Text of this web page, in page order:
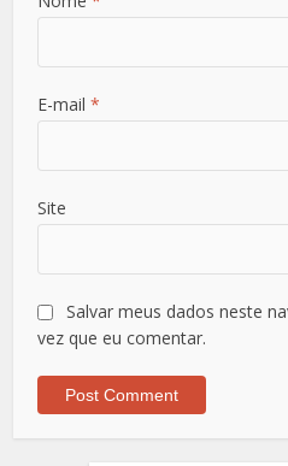
E-mail*
Site
Salvar meus dados neste
vez que eu comentar.